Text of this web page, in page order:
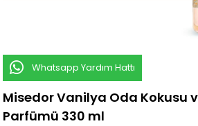
Whatsapp Yardım Hattı
Misedor Vanilya Oda Kokusu
Parfümü 330 ml